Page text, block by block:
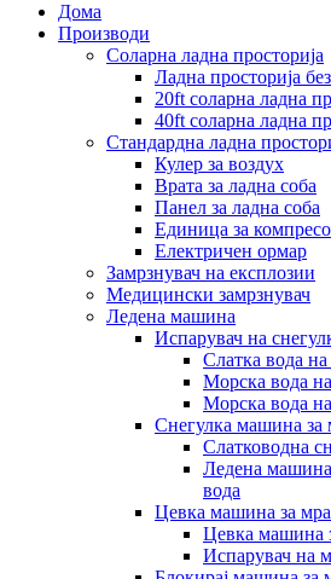
Дома
Производи
Соларна ладна просторија
Ладна просторија
20ft соларна ладна
40ft соларна ладна
Стандардна ладна
Кулер за воздух
Врата за ладна соба
Панел за ладна соба
Единица за
Електричен ормар
Замрзнувач на експлозии
Медицински замрзнувач
Ледена машина
Испарувач на
Слатка вода
Морска вода
Морска вода
Снегулка машина за
Слатководна
Ледена машина
вода
Цевка машина за
Цевка машина
Испарувач на